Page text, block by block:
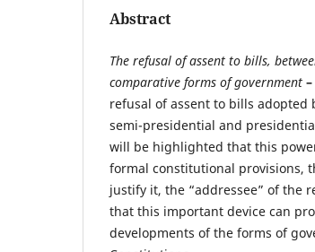
Abstract
The refusal of assent to bills,
comparative forms of government –
refusal of assent to bills adopted
semi-presidential and
will be highlighted that this
formal constitutional provisions,
justify it, the “addressee” of the
that this important device can
developments of the forms of